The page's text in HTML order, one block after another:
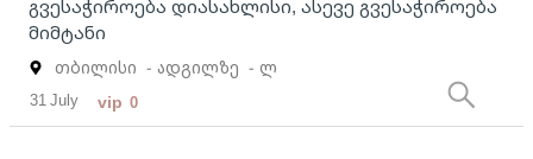
გვესაჭიროება დიასახლისი, ასევე გვესაჭიროება
მიმტანი
თბილისი - ადგილზე - ლ
31 July vip 0